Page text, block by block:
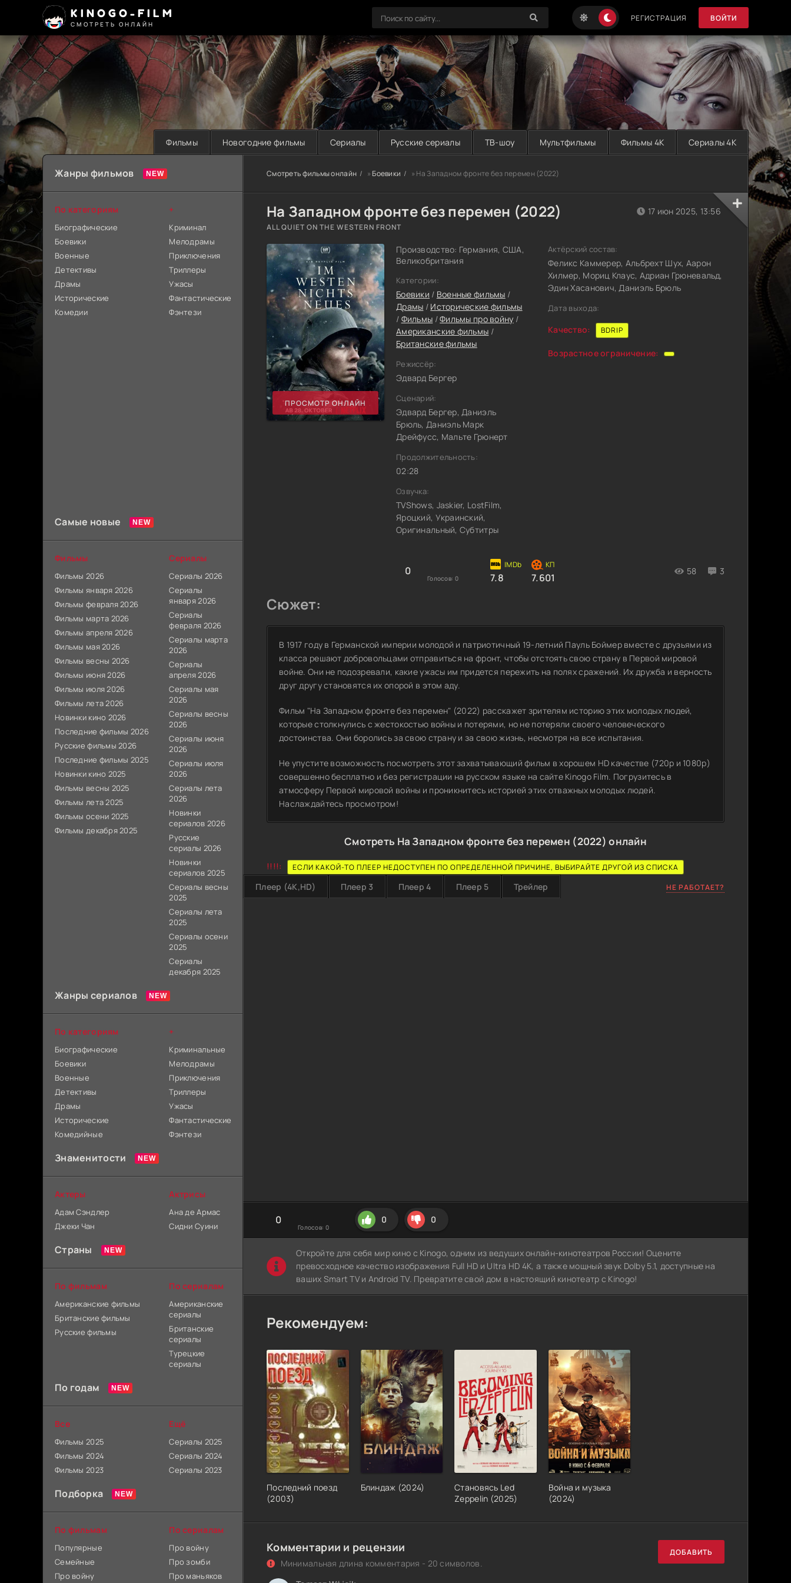
KINOGO-FILM
СМОТРЕТЬ ОНЛАЙН
РЕГИСТРАЦИЯ ВОЙТИ
Фильмы Новогодние фильмы Сериалы Русские сериалы ТВ-шоу Мультфильмы Фильмы 4K Сериалы 4K
Смотреть фильмы онлайн »Боевики » На Западном фронте без перемен (2022)
На Западном фронте без перемен (2022)
ALL QUIET ON THE WESTERN FRONT
ПРОСМОТР ОНЛАЙН
Производство: Германия, США,
Великобритания
Категории:
Боевики / Военные фильмы /
Драмы / Исторические фильмы
/ Фильмы /Фильмы про войну /
Американские фильмы /
Британские фильмы
Режиссёр:
Эдвард Бергер
Сценарий:
Эдвард Бергер, Даниэль
Брюль, Даниэль Марк
Дрейфусс, Мальте Грюнерт
Продолжительность:
02:28
Озвучка:
TVShows, Jaskier, LostFilm,
Яроцкий, Украинский,
Оригинальный, Субтитры
0
Голосов: 0 7.8 7.601
58 3
17 июн 2025, 13:56
Актёрский состав:
Феликс Каммерер, Альбрехт Шух, Аарон
Хилмер, Мориц Клаус, Адриан Грюневальд,
Эдин Хасанович, Даниэль Брюль
Дата выхода:
Качество: BDRIP
Возрастное ограничение:
Сюжет:
В 1917 году в Германской империи молодой и патриотичный 19-летний Пауль Боймер вместе с друзьями из
класса решают добровольцами отправиться на фронт, чтобы отстоять свою страну в Первой мировой
войне. Они не подозревали, какие ужасы им придется пережить на полях сражений. Их дружба и верность
друг другу становятся их опорой в этом аду.
Фильм "На Западном фронте без перемен" (2022) расскажет зрителям историю этих молодых людей,
которые столкнулись с жестокостью войны и потерями, но не потеряли своего человеческого
достоинства. Они боролись за свою страну и за свою жизнь, несмотря на все испытания.
Не упустите возможность посмотреть этот захватывающий фильм в хорошем HD качестве (720p и 1080p)
совершенно бесплатно и без регистрации на русском языке на сайте Kinogo Film. Погрузитесь в
атмосферу Первой мировой войны и проникнитесь историей этих отважных молодых людей.
Наслаждайтесь просмотром!
Смотреть На Западном фронте без перемен (2022) онлайн
!!!!: ЕСЛИ КАКОЙ-ТО ПЛЕЕР НЕДОСТУПЕН ПО ОПРЕДЕЛЕННОЙ ПРИЧИНЕ, ВЫБИРАЙТЕ ДРУГОЙ ИЗ СПИСКА
Плеер (4K,HD) Плеер 3 Плеер 4 Плеер 5 Трейлер НЕ РАБОТАЕТ?
0
Голосов: 0
0 0
Откройте для себя мир кино с Kinogo, одним из ведущих онлайн-кинотеатров России! Оцените
превосходное качество изображения Full HD и Ultra HD 4K, а также мощный звук Dolby 5.1, доступные на
ваших Smart TV и Android TV. Превратите свой дом в настоящий кинотеатр с Kinogo!
Рекомендуем:
Последний поезд
(2003)
Блиндаж (2024)
Становясь Led
Zeppelin (2025)
Война и музыка
(2024)
Комментарии и рецензии
Минимальная длина комментария - 20 символов.
ДОБАВИТЬ
Жанры фильмов
По категориям
Биографические
Боевики
Военные
Детективы
Драмы
Исторические
Комедии
+
Криминал
Мелодрамы
Приключения
Триллеры
Ужасы
Фантастические
Фэнтези
Самые новые
Фильмы
Фильмы 2026
Фильмы января 2026
Фильмы февраля 2026
Фильмы марта 2026
Фильмы апреля 2026
Фильмы мая 2026
Фильмы весны 2026
Фильмы июня 2026
Фильмы июля 2026
Фильмы лета 2026
Новинки кино 2026
Последние фильмы 2026
Русские фильмы 2026
Последние фильмы 2025
Новинки кино 2025
Фильмы весны 2025
Фильмы лета 2025
Фильмы осени 2025
Фильмы декабря 2025
Сериалы
Сериалы 2026
Сериалы
января 2026
Сериалы
февраля 2026
Сериалы марта
2026
Сериалы
апреля 2026
Сериалы мая
2026
Сериалы весны
2026
Сериалы июня
2026
Сериалы июля
2026
Сериалы лета
2026
Новинки
сериалов 2026
Русские
сериалы 2026
Новинки
сериалов 2025
Сериалы весны
2025
Сериалы лета
2025
Сериалы осени
2025
Сериалы
декабря 2025
Жанры сериалов
По категориям
Биографические
Боевики
Военные
Детективы
Драмы
Исторические
Комедийные
+
Криминальные
Мелодрамы
Приключения
Триллеры
Ужасы
Фантастические
Фэнтези
Знаменитости
Актеры
Адам Сэндлер
Джеки Чан
Актрисы
Ана де Армас
Сидни Суини
Страны
По фильмам
Американские фильмы
Британские фильмы
Русские фильмы
По сериалам
Американские
сериалы
Британские
сериалы
Турецкие
сериалы
По годам
Все
Фильмы 2025
Фильмы 2024
Фильмы 2023
Ещё
Сериалы 2025
Сериалы 2024
Сериалы 2023
Подборка
По фильмам
Популярные
Семейные
Про войну
По сериалам
Про войну
Про зомби
Про маньяков